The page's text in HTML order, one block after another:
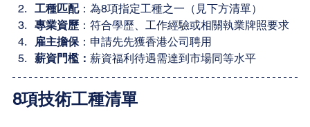
工種匹配：為8項指定工種之一（見下方清單）
專業資歷 ：符合學歷、工作經驗或相關執業牌照要求
雇主擔保：申請先先獲香港公司聘用
薪資門檻： 薪資福利待遇需達到市場同等水平
8項技術工種清單